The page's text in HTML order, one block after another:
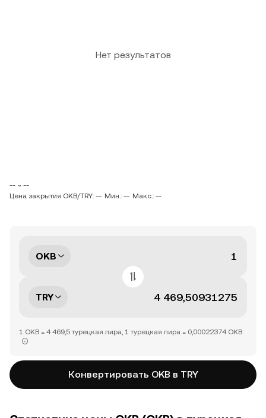
Нет результатов
-- ~ --
Цена закрытия OKB/TRY: -- Мин.: -- Макс.: --
OKB
TRY
1 OKB = 4 469,5 турецкая лира, 1 турецкая лира = 0,00022374 OKB
Конвертировать OKB в TRY